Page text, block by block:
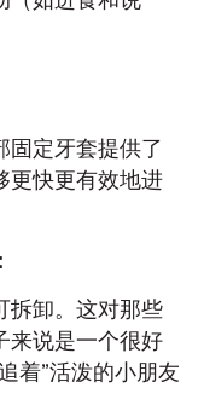
固定牙套提供了
更快更有效地进
拆卸。这对那些
来说是一个很好
着”活泼的小朋友